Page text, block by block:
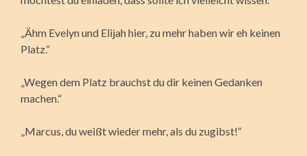
„Ähm Evelyn und Elijah hier, zu mehr haben wir eh keinen
Platz.“
„Wegen dem Platz brauchst du dir keinen Gedanken
machen.“
„Marcus, du weißt wieder mehr, als du zugibst!“